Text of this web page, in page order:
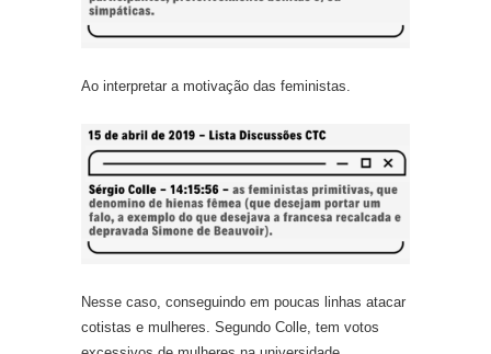
Ao interpretar a motivação das feministas.
Nesse caso, conseguindo em poucas linhas atacar
cotistas e mulheres. Segundo Colle, tem votos